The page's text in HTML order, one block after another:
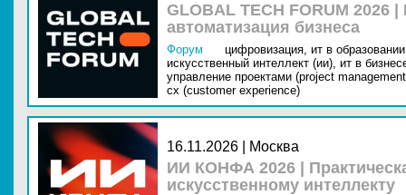
GLOBAL TECH FORUM
автоматизация бизнеса
Форум цифровизация, ит в
искусственный интеллект (ии), ит в
управление проектами (project
cx (customer experience)
16.11.2026 | Москва
ИИ КОНФА 2026 |
искусственному интеллекту